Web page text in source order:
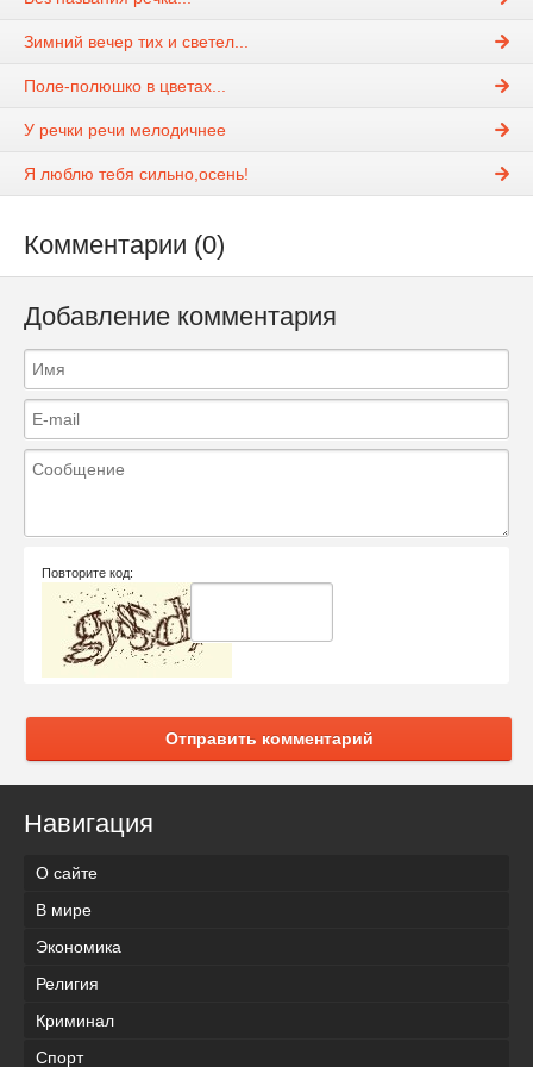
Зимний вечер тих и светел...
Поле-полюшко в цветах...
У речки речи мелодичнее
Я люблю тебя сильно,осень!
Комментарии (0)
Добавление комментария
Повторите код:
Отправить комментарий
Навигация
О сайте
В мире
Экономика
Религия
Криминал
Спорт